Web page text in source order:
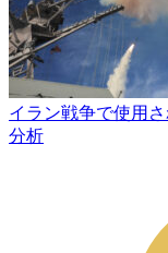
イラン戦争で使用
分析